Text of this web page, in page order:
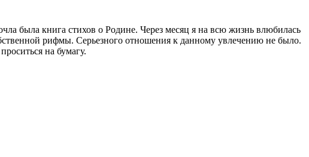
была книга стихов о Родине. Через месяц я на всю жизнь влюбилась
рифмы. Серьезного отношения к данному увлечению не было.
на бумагу.